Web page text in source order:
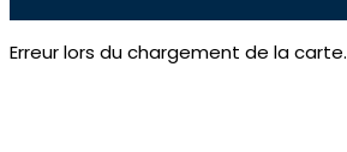
Erreur lors du chargement de la carte.